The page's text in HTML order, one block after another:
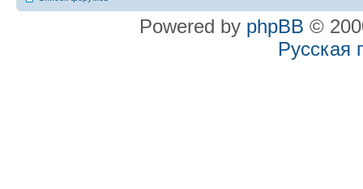
Powered by phpBB ©
Русская